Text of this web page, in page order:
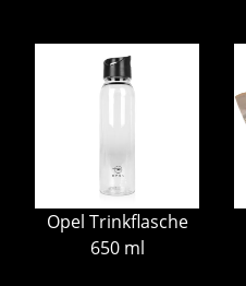
Opel Trinkflasche
650 ml